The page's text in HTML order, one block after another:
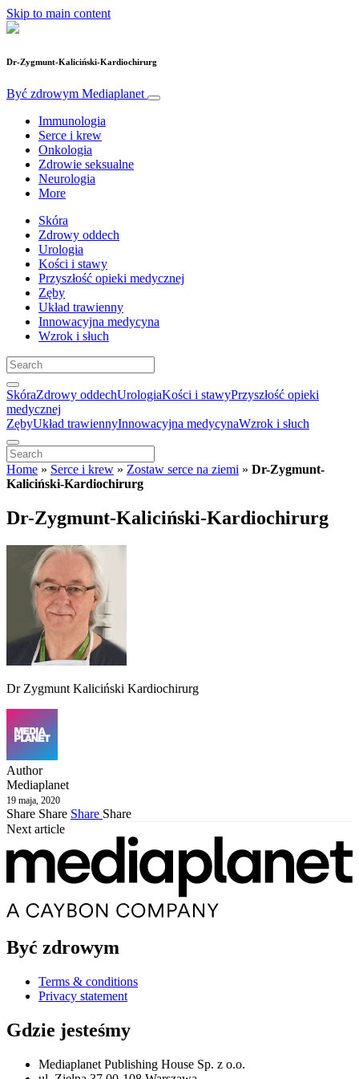
Skip to main content
Dr-Zygmunt-Kaliciński-Kardiochirurg
Być zdrowym Mediaplanet
Immunologia
Serce i krew
Onkologia
Zdrowie seksualne
Neurologia
More
Skóra
Zdrowy oddech
Urologia
Kości i stawy
Przyszłość opieki medycznej
Zęby
Układ trawienny
Innowacyjna medycyna
Wzrok i słuch
SkóraZdrowy oddechUrologiaKości i stawyPrzyszłość opieki
medycznej
ZębyUkład trawiennyInnowacyjna medycynaWzrok i słuch
Home » Serce i krew » Zostaw serce na ziemi » Dr-Zygmunt-
Kaliciński-Kardiochirurg
Dr-Zygmunt-Kaliciński-Kardiochirurg
Dr Zygmunt Kaliciński Kardiochirurg
Author
Mediaplanet
19 maja, 2020
Share Share Share Share
Next article
Być zdrowym
Terms & conditions
Privacy statement
Gdzie jesteśmy
Mediaplanet Publishing House Sp. z o.o.